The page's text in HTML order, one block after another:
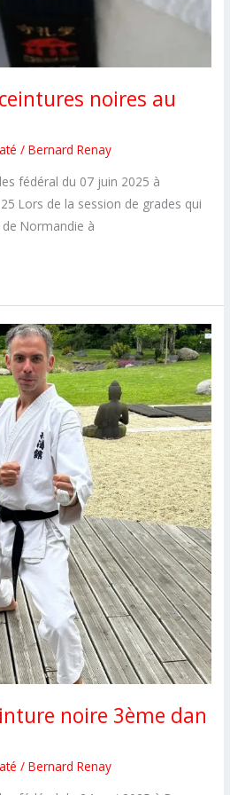
noires au
/Bernard Renay
fédéral du 07 juin 2025 à
Lors de la session de grades qui
Normandie à
noire 3ème dan
/Bernard Renay